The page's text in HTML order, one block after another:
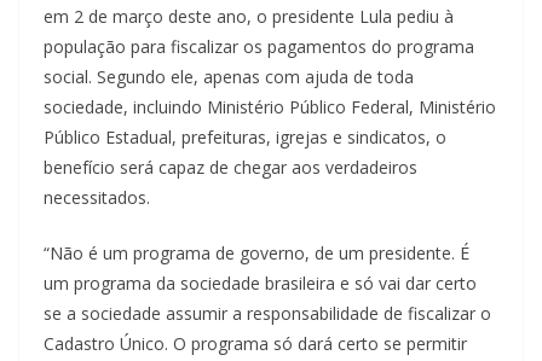
em 2 de março deste ano, o presidente Lula pediu à
população para fiscalizar os pagamentos do programa
social. Segundo ele, apenas com ajuda de toda
sociedade, incluindo Ministério Público Federal, Ministério
Público Estadual, prefeituras, igrejas e sindicatos, o
benefício será capaz de chegar aos verdadeiros
necessitados.
“Não é um programa de governo, de um presidente. É
um programa da sociedade brasileira e só vai dar certo
se a sociedade assumir a responsabilidade de fiscalizar o
Cadastro Único. O programa só dará certo se permitir